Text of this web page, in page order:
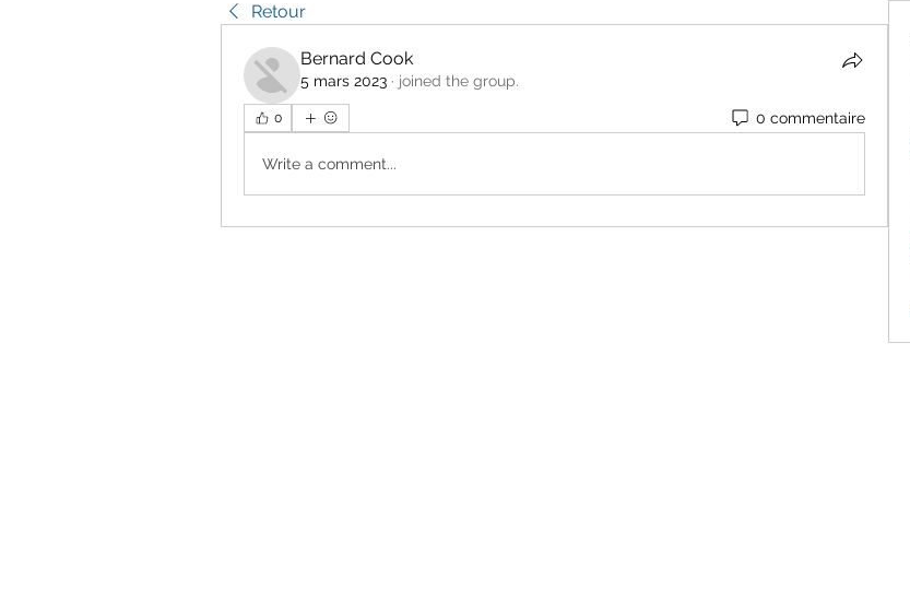
Retour
Bernard Cook
5 mars 2023 · joined the group.
0 0 commentaire
Write a comment...